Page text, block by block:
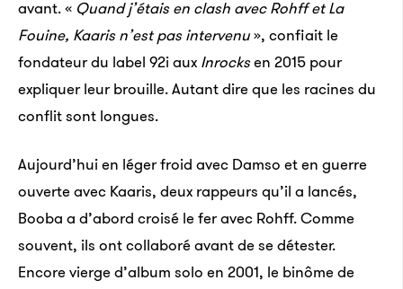
avant. « Quand j’étais en clash avec Rohff et La
Fouine, Kaaris n’est pas intervenu», confiait le
fondateur du label 92i aux Inrocksen 2015 pour
expliquer leur brouille. Autant dire que les racines du
conflit sont longues.
Aujourd’hui en léger froid avec Damso et en guerre
ouverte avec Kaaris, deux rappeurs qu’il a lancés,
Booba a d’abord croisé le fer avec Rohff. Comme
souvent, ils ont collaboré avant de se détester.
Encore vierge d’album solo en 2001, le binôme de